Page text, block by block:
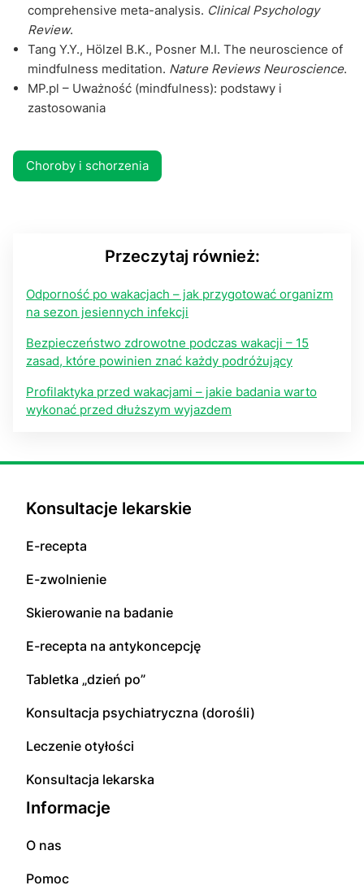
comprehensive meta-analysis. Clinical Psychology
Review.
Tang Y.Y., Hölzel B.K., Posner M.I. The neuroscience of
mindfulness meditation. Nature Reviews Neuroscience.
MP.pl – Uważność (mindfulness): podstawy i
zastosowania
Choroby i schorzenia
Przeczytaj również:
Odporność po wakacjach – jak przygotować organizm
na sezon jesiennych infekcji
Bezpieczeństwo zdrowotne podczas wakacji – 15
zasad, które powinien znać każdy podróżujący
Profilaktyka przed wakacjami – jakie badania warto
wykonać przed dłuższym wyjazdem
Konsultacje lekarskie
E-recepta
E-zwolnienie
Skierowanie na badanie
E-recepta na antykoncepcję
Tabletka „dzień po”
Konsultacja psychiatryczna (dorośli)
Leczenie otyłości
Konsultacja lekarska
Informacje
O nas
Pomoc